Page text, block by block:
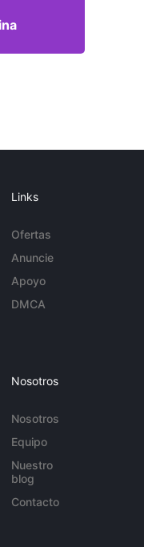
Links
Ofertas
Anuncie
Apoyo
DMCA
Nosotros
Nosotros
Equipo
Nuestro
blog
Contacto